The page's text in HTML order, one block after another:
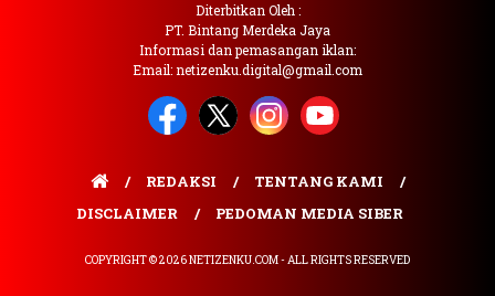
Diterbitkan Oleh :
PT. Bintang Merdeka Jaya
Informasi dan pemasangan iklan:
Email: netizenku.digital@gmail.com
REDAKSI
TENTANG KAMI
DISCLAIMER
PEDOMAN MEDIA SIBER
COPYRIGHT © 2026 NETIZENKU.COM - ALL RIGHTS RESERVED